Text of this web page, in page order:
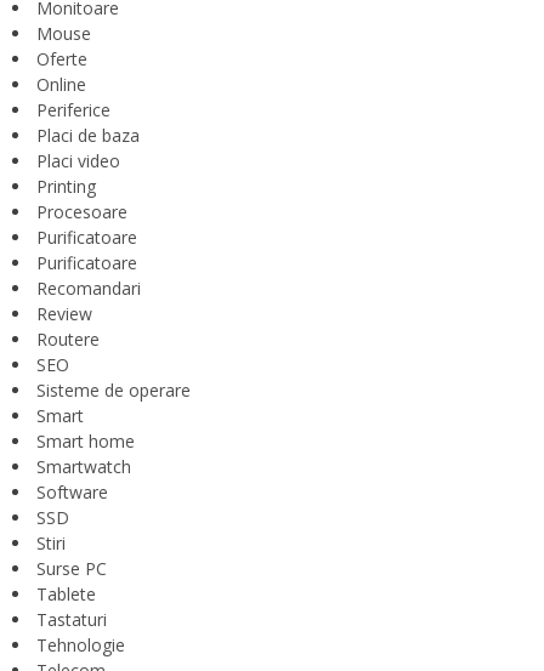
Monitoare
Mouse
Oferte
Online
Periferice
Placi de baza
Placi video
Printing
Procesoare
Purificatoare
Purificatoare
Recomandari
Review
Routere
SEO
Sisteme de operare
Smart
Smart home
Smartwatch
Software
SSD
Stiri
Surse PC
Tablete
Tastaturi
Tehnologie